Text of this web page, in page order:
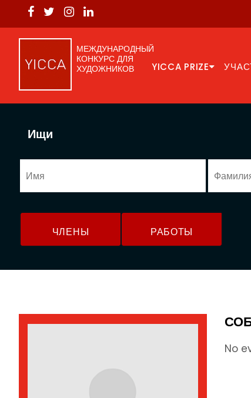
МЕЖДУНАРОДНЫЙ
КОНКУРС ДЛЯ
ХУДОЖНИКОВ
YICCA PRIZE
Ищи
ЧЛЕНЫ РАБОТЫ
No